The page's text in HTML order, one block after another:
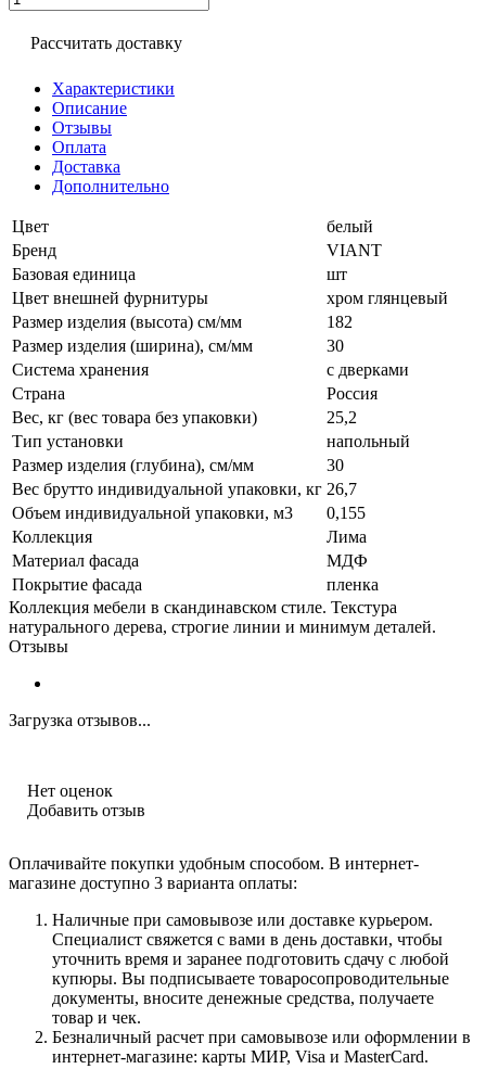
Рассчитать доставку
Характеристики
Описание
Отзывы
Оплата
Доставка
Дополнительно
Цвет
белый
Бренд
VIANT
Базовая единица
шт
Цвет внешней фурнитуры
хром глянцевый
Размер изделия (высота) см/мм
182
Размер изделия (ширина), см/мм
30
Система хранения
с дверками
Страна
Россия
Вес, кг (вес товара без упаковки)
25,2
Тип установки
напольный
Размер изделия (глубина), см/мм
30
Вес брутто индивидуальной упаковки, кг 26,7
Объем индивидуальной упаковки, м3
0,155
Коллекция
Лима
Материал фасада
МДФ
Покрытие фасада
пленка
Коллекция мебели в скандинавском стиле. Текстура
натурального дерева, строгие линии и минимум деталей.
Отзывы
Загрузка отзывов...
Нет оценок
Добавить отзыв
Оплачивайте покупки удобным способом. В интернет-
магазине доступно 3 варианта оплаты:
Наличные при самовывозе или доставке курьером.
Специалист свяжется с вами в день доставки, чтобы
уточнить время и заранее подготовить сдачу с любой
купюры. Вы подписываете товаросопроводительные
документы, вносите денежные средства, получаете
товар и чек.
Безналичный расчет при самовывозе или оформлении в
интернет-магазине: карты МИР, Visa и MasterCard.